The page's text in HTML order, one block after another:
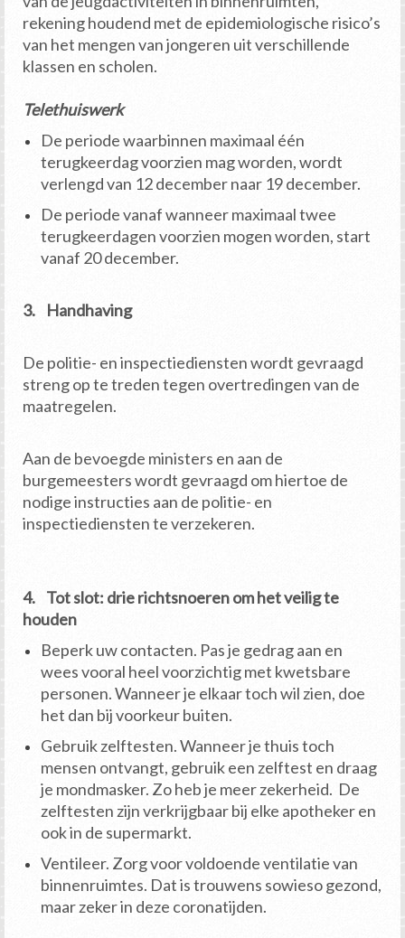
rekening houdend met de epidemiologische risico’s
van het mengen van jongeren uit verschillende
klassen en scholen.
Telethuiswerk
De periode waarbinnen maximaal één
terugkeerdag voorzien mag worden, wordt
verlengd van 12 december naar 19 december.
De periode vanaf wanneer maximaal twee
terugkeerdagen voorzien mogen worden, start
vanaf 20 december.
3. Handhaving
De politie- en inspectiediensten wordt gevraagd
streng op te treden tegen overtredingen van de
maatregelen.
Aan de bevoegde ministers en aan de
burgemeesters wordt gevraagd om hiertoe de
nodige instructies aan de politie- en
inspectiediensten te verzekeren.
4. Tot slot: drie richtsnoeren om het veilig te
houden
Beperk uw contacten. Pas je gedrag aan en
wees vooral heel voorzichtig met kwetsbare
personen. Wanneer je elkaar toch wil zien, doe
het dan bij voorkeur buiten.
Gebruik zelftesten. Wanneer je thuis toch
mensen ontvangt, gebruik een zelftest en draag
je mondmasker. Zo heb je meer zekerheid. De
zelftesten zijn verkrijgbaar bij elke apotheker en
ook in de supermarkt.
Ventileer. Zorg voor voldoende ventilatie van
binnenruimtes. Dat is trouwens sowieso gezond,
maar zeker in deze coronatijden.